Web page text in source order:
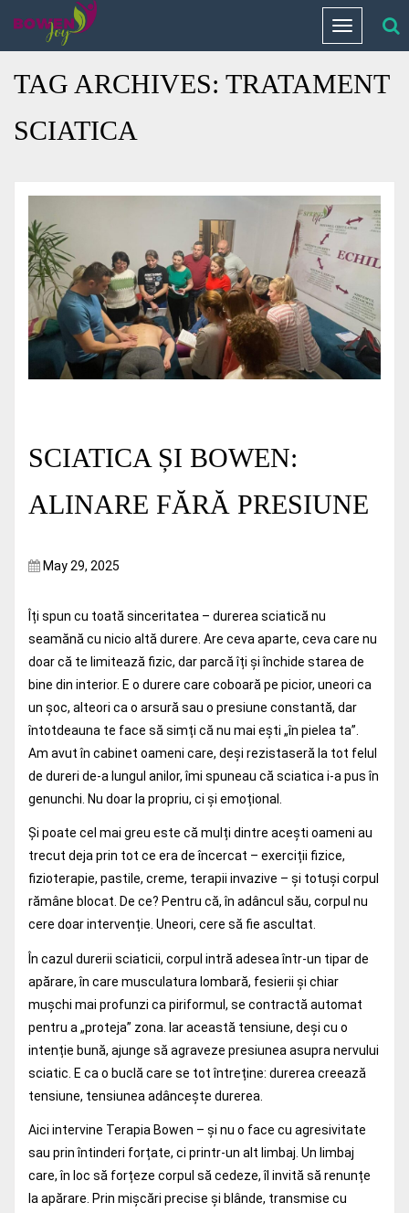
Toggle
navigation
Home / Blog Archives
TAG ARCHIVES: TRATAMENT
SCIATICA
SCIATICA ȘI BOWEN:
ALINARE FĂRĂ PRESIUNE
May 29, 2025
Îți spun cu toată sinceritatea – durerea sciatică nu
seamănă cu nicio altă durere. Are ceva aparte, ceva care nu
doar că te limitează fizic, dar parcă îți și închide starea de
bine din interior. E o durere care coboară pe picior, uneori ca
un șoc, alteori ca o arsură sau o presiune constantă, dar
întotdeauna te face să simți că nu mai ești „în pielea ta”.
Am avut în cabinet oameni care, deși rezistaseră la tot felul
de dureri de-a lungul anilor, îmi spuneau că sciatica i-a pus în
genunchi. Nu doar la propriu, ci și emoțional.
Și poate cel mai greu este că mulți dintre acești oameni au
trecut deja prin tot ce era de încercat – exerciții fizice,
fizioterapie, pastile, creme, terapii invazive – și totuși corpul
rămâne blocat. De ce? Pentru că, în adâncul său, corpul nu
cere doar intervenție. Uneori, cere să fie ascultat.
În cazul durerii sciaticii, corpul intră adesea într-un tipar de
apărare, în care musculatura lombară, fesierii și chiar
mușchi mai profunzi ca piriformul, se contractă automat
pentru a „proteja” zona. Iar această tensiune, deși cu o
intenție bună, ajunge să agraveze presiunea asupra nervului
sciatic. E ca o buclă care se tot întreține: durerea creează
tensiune, tensiunea adâncește durerea.
Aici intervine Terapia Bowen – și nu o face cu agresivitate
sau prin întinderi forțate, ci printr-un alt limbaj. Un limbaj
care, în loc să forțeze corpul să cedeze, îl invită să renunțe
la apărare. Prin mișcări precise și blânde, transmise cu